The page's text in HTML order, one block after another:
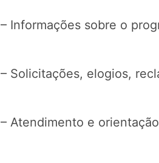
– Informações sobre o
– Solicitações, elogios,
– Atendimento e